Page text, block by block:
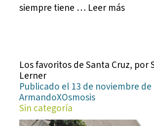
siempre tiene … Leer más
Los favoritos de Santa Cruz, por
Lerner
Publicado el 13 de noviembre
ArmandoXOsmosis
Sin categoría